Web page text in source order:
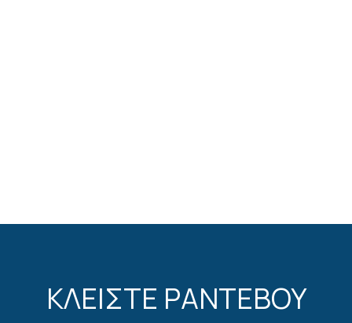
ΚΛΕΙΣΤΕ ΡΑΝΤΕΒΟΥ